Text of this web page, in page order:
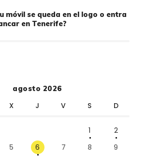
móvil se queda en el logo o entra
en Tenerife?
agosto 2026
X J V S D
1
2
5 6 7 8
9